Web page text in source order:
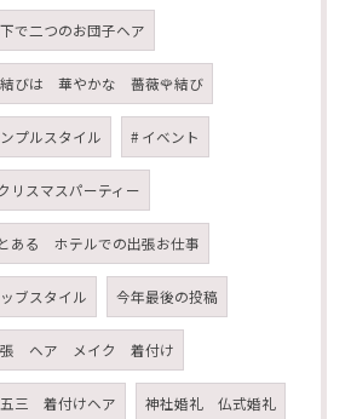
で二つのお団子ヘア
びは 華やかな 薔薇🌹結び
プルスタイル # イベント
リスマスパーティー
ある ホテルでの出張お仕事
ブスタイル 今年最後の投稿
張 ヘア メイク 着付け
三 着付けヘア 神社婚礼 仏式婚礼